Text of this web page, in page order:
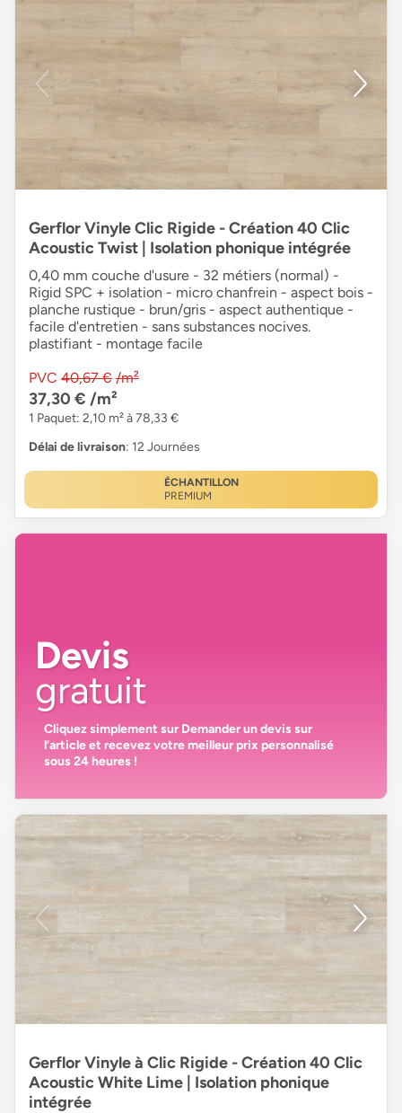
Gerflor Vinyle Clic Rigide - Création 40 Clic
Acoustic Twist | Isolation phonique intégrée
0,40 mm couche d'usure - 32 métiers (normal) -
Rigid SPC + isolation - micro chanfrein - aspect bois -
planche rustique - brun/gris - aspect authentique -
facile d'entretien - sans substances nocives.
plastifiant - montage facile
PVC 40,67 € /m²
37,30 € /m²
1 Paquet: 2,10 m² à 78,33 €
Délai de livraison: 12 Journées
ÉCHANTILLON
PREMIUM
Devis
gratuit
Cliquez simplement sur Demander un devissur
l’article et recevez votremeilleur prix personnalisé
sous 24 heures !
Gerflor Vinyle à Clic Rigide - Création 40 Clic
Acoustic White Lime | Isolation phonique
intégrée